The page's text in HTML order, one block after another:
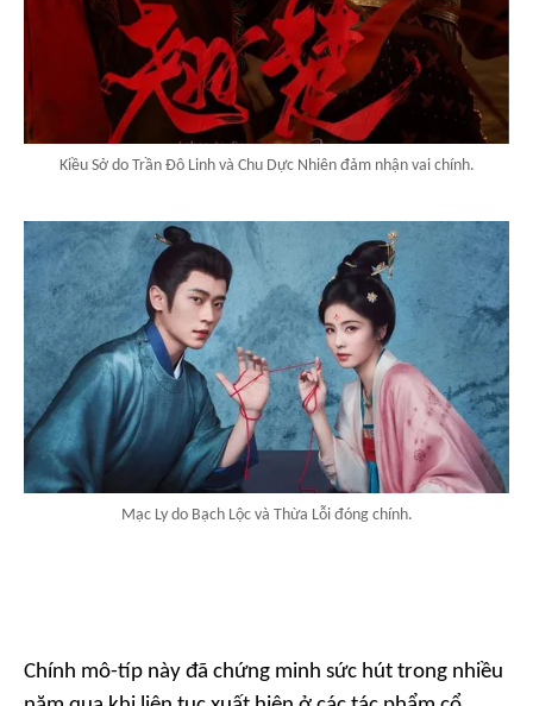
Kiều Sở do Trần Đô Linh và Chu Dực Nhiên đảm nhận vai chính.
Mạc Ly do Bạch Lộc và Thừa Lỗi đóng chính.
Chính mô-típ này đã chứng minh sức hút trong nhiều